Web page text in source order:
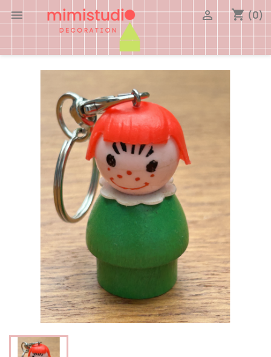
 shopping_cart(0)
